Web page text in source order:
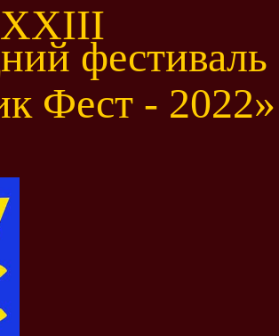
фестиваль
Фест - 2022»